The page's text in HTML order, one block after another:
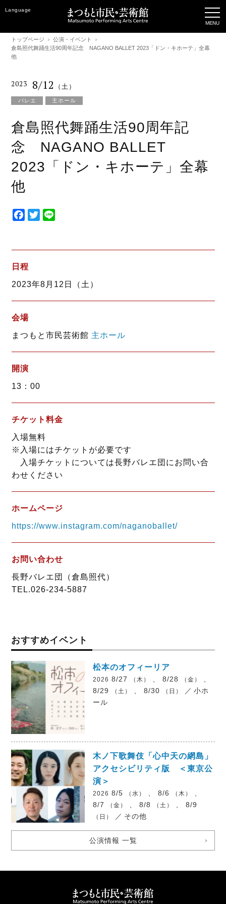
Language
トップページ
公演・イベント
倉島照代舞踊生活90周年記念 NAGANO BALLET 2023「ドン・キホーテ」全幕
他
2023 8/12 （土）
バレエ 主ホール
倉島照代舞踊生活90周年記
念 NAGANO BALLET
2023「ドン・キホーテ」全幕
他
F
e
b
o
k
T
t
r
e
日程
2023年8月12日（土）
会場
まつもと市民芸術館 主ホール
開演
13：00
チケット料金
入場無料
※入場にはチケットが必要です
入場チケットについては長野バレエ団にお問い合
わせください
ホームページ
https://www.instagram.com/naganoballet/
お問い合わせ
長野バレエ団（倉島照代）
TEL.026-234-5887
おすすめイベント
松本のオフィーリア
2026 8/27 （木） 、 8/28 （金）
8/29
（土） 、 8/30 （日） ／ 小ホ
ール
木ノ下歌舞伎「心中天の網島」
アクセシビリティ版 ＜東京公
演＞
2026 8/5 （水） 、 8/6 （木）
8/7
（金） 、 8/8 （土） 、 8/9
（日） ／ その他
公演情報 一覧